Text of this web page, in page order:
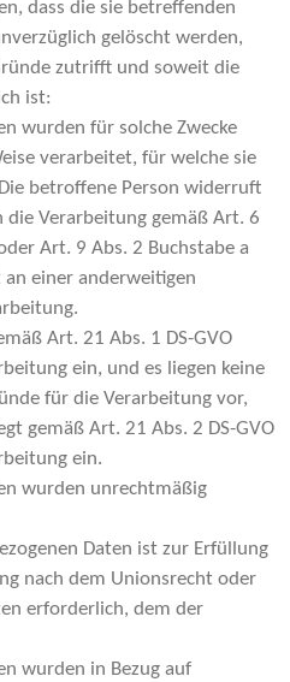
dass die sie betreffenden
gelöscht werden,
zutrifft und soweit die
ist:
wurden für solche Zwecke
verarbeitet, für welche sie
betroffene Person widerruft
die Verarbeitung gemäß Art. 6
Art. 9 Abs. 2 Buchstabe a
an einer anderweitigen
Art. 21 Abs. 1 DS-GVO
ein, und es liegen keine
für die Verarbeitung vor,
gemäß Art. 21 Abs. 2 DS-GVO
ein.
wurden unrechtmäßig
Daten ist zur Erfüllung
nach dem Unionsrecht oder
erforderlich, dem der
wurden in Bezug auf